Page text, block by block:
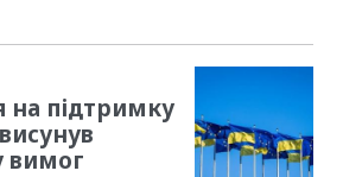
на підтримку
вимог